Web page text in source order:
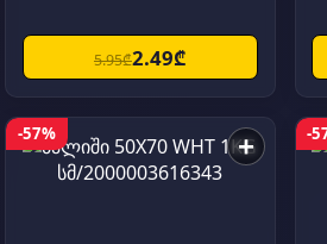
5.95₾2.49₾
-57% + -